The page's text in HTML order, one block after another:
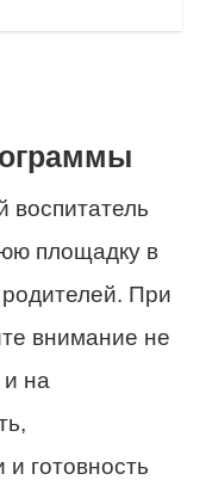
площадку в
При
внимание не
на
готовность